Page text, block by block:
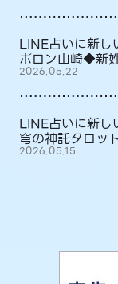
LINE占いに新し
ポロン山崎◆新
2026.05.22
LINE占いに新
穹の神託タロット
2026.05.15